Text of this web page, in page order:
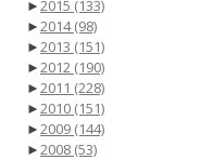
►2015 (133)
►2014(98)
►2013 (151)
►2012 (190)
►2011 (228)
►2010 (151)
►2009 (144)
►2008 (53)